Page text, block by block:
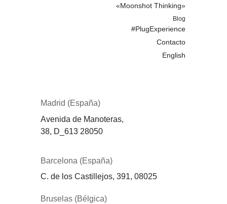
Madrid (España)
Avenida de Manoteras,
38, D_613 28050
Barcelona (España)
C. de los Castillejos, 391, 08025
Bruselas (Bélgica)
«Moonshot Thinking»
Blog
#PlugExperience
Contacto
English